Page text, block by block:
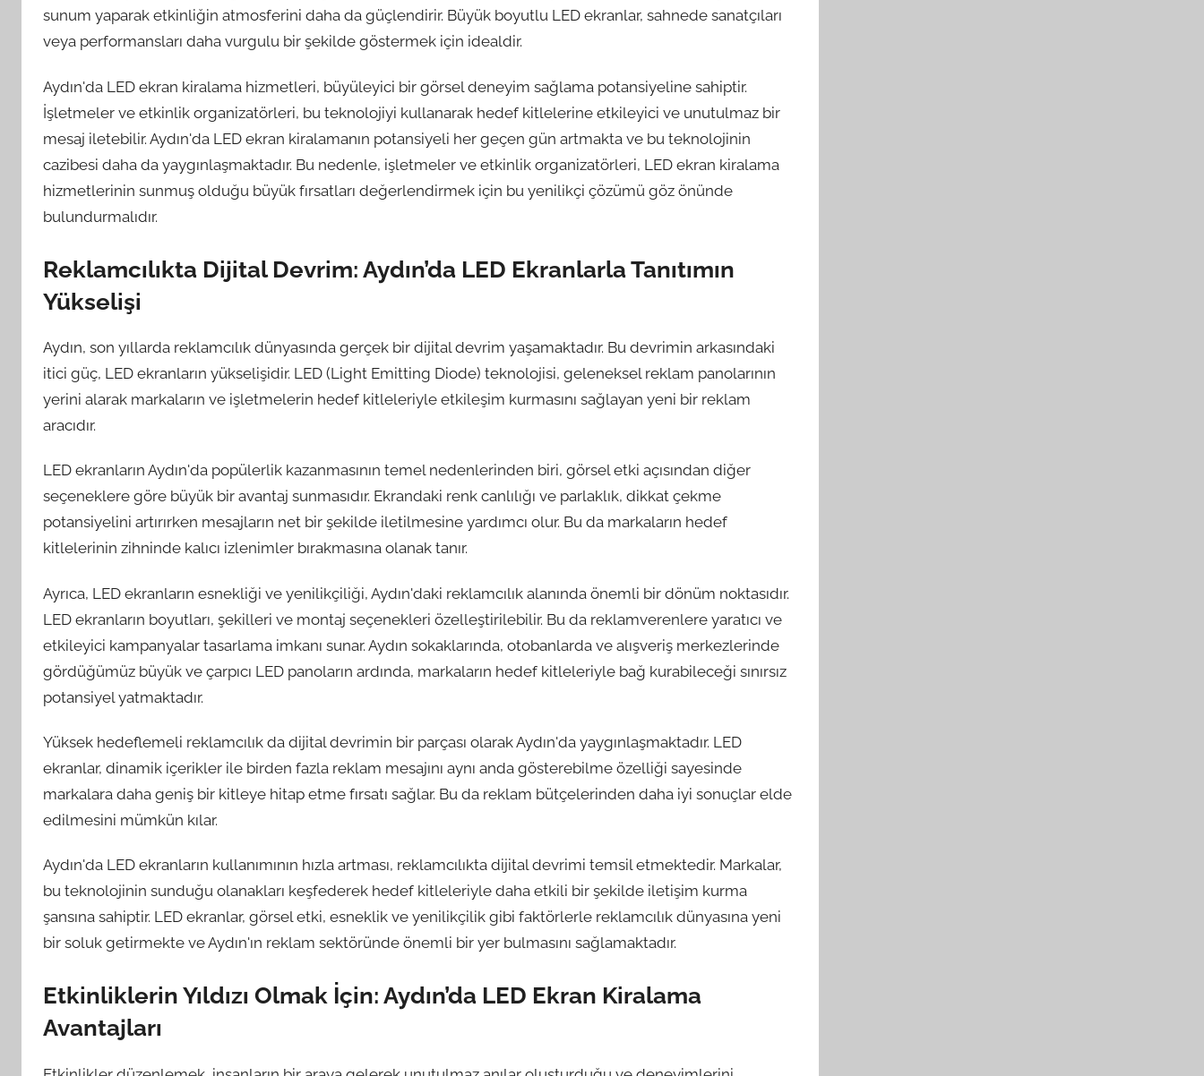
sunum yaparak etkinliğin atmosferini daha da güçlendirir. Büyük boyutlu LED ekranlar, sahnede sanatçıları
veya performansları daha vurgulu bir şekilde göstermek için idealdir.
Aydın'da LED ekran kiralama hizmetleri, büyüleyici bir görsel deneyim sağlama potansiyeline sahiptir.
İşletmeler ve etkinlik organizatörleri, bu teknolojiyi kullanarak hedef kitlelerine etkileyici ve unutulmaz bir
mesaj iletebilir. Aydın'da LED ekran kiralamanın potansiyeli her geçen gün artmakta ve bu teknolojinin
cazibesi daha da yaygınlaşmaktadır. Bu nedenle, işletmeler ve etkinlik organizatörleri, LED ekran kiralama
hizmetlerinin sunmuş olduğu büyük fırsatları değerlendirmek için bu yenilikçi çözümü göz önünde
bulundurmalıdır.
Reklamcılıkta Dijital Devrim: Aydın’da LED Ekranlarla Tanıtımın
Yükselişi
Aydın, son yıllarda reklamcılık dünyasında gerçek bir dijital devrim yaşamaktadır. Bu devrimin arkasındaki
itici güç, LED ekranların yükselişidir. LED (Light Emitting Diode) teknolojisi, geleneksel reklam panolarının
yerini alarak markaların ve işletmelerin hedef kitleleriyle etkileşim kurmasını sağlayan yeni bir reklam
aracıdır.
LED ekranların Aydın'da popülerlik kazanmasının temel nedenlerinden biri, görsel etki açısından diğer
seçeneklere göre büyük bir avantaj sunmasıdır. Ekrandaki renk canlılığı ve parlaklık, dikkat çekme
potansiyelini artırırken mesajların net bir şekilde iletilmesine yardımcı olur. Bu da markaların hedef
kitlelerinin zihninde kalıcı izlenimler bırakmasına olanak tanır.
Ayrıca, LED ekranların esnekliği ve yenilikçiliği, Aydın'daki reklamcılık alanında önemli bir dönüm noktasıdır.
LED ekranların boyutları, şekilleri ve montaj seçenekleri özelleştirilebilir. Bu da reklamverenlere yaratıcı ve
etkileyici kampanyalar tasarlama imkanı sunar. Aydın sokaklarında, otobanlarda ve alışveriş merkezlerinde
gördüğümüz büyük ve çarpıcı LED panoların ardında, markaların hedef kitleleriyle bağ kurabileceği sınırsız
potansiyel yatmaktadır.
Yüksek hedeflemeli reklamcılık da dijital devrimin bir parçası olarak Aydın'da yaygınlaşmaktadır. LED
ekranlar, dinamik içerikler ile birden fazla reklam mesajını aynı anda gösterebilme özelliği sayesinde
markalara daha geniş bir kitleye hitap etme fırsatı sağlar. Bu da reklam bütçelerinden daha iyi sonuçlar elde
edilmesini mümkün kılar.
Aydın'da LED ekranların kullanımının hızla artması, reklamcılıkta dijital devrimi temsil etmektedir. Markalar,
bu teknolojinin sunduğu olanakları keşfederek hedef kitleleriyle daha etkili bir şekilde iletişim kurma
şansına sahiptir. LED ekranlar, görsel etki, esneklik ve yenilikçilik gibi faktörlerle reklamcılık dünyasına yeni
bir soluk getirmekte ve Aydın'ın reklam sektöründe önemli bir yer bulmasını sağlamaktadır.
Etkinliklerin Yıldızı Olmak İçin: Aydın’da LED Ekran Kiralama
Avantajları